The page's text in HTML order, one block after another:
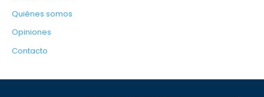
Quiénes somos
Opiniones
Contacto